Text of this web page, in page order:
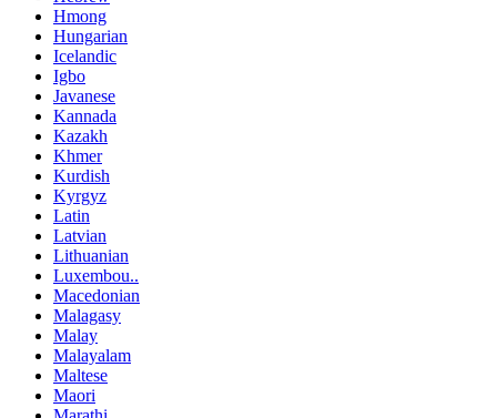
Hmong
Hungarian
Icelandic
Igbo
Javanese
Kannada
Kazakh
Khmer
Kurdish
Kyrgyz
Latin
Latvian
Lithuanian
Luxembou..
Macedonian
Malagasy
Malay
Malayalam
Maltese
Maori